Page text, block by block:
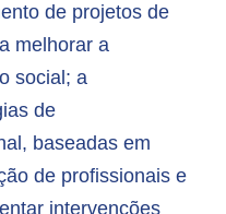
de projetos de
melhorar a
social; a
de
baseadas em
de profissionais e
intervenções